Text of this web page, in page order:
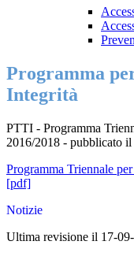
Programma
Integrità
PTTI - Programma
2016/2018 - pubblicato
Programma Triennale
[pdf]
Notizie
Ultima revisione il 17-